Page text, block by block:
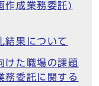
作成業務委託)
結果について
けた職場の課題
務委託に関する